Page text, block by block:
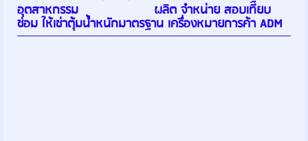
อุตสาหกรรม ผลิต จำหน่าย สอบเทียบ
ซ่อม ให้เช่าตุ้มน้ำหนักมาตรฐาน เครื่องหมายการค้า ADM